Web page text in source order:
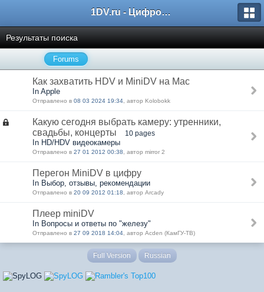
1DV.ru - Цифровое видео
Результаты поиска
Forums
Как захватить HDV и MiniDV на Mac
In Apple
Отправлено в 08 03 2024 19:34 , автор Kolobokk
Какую сегодня выбрать камеру: утренники,
свадьбы, концерты
10 pages
In HD/HDV видеокамеры
Отправлено в 27 01 2012 00:38 , автор mirror 2
Перегон MiniDV в цифру
In Выбор, отзывы, рекомендации
Отправлено в 20 09 2012 01:18 , автор Arcady
Плеер miniDV
In Вопросы и ответы по "железу"
Отправлено в 27 09 2018 14:04 , автор Acden (КамГУ-ТВ)
Full Version Russian